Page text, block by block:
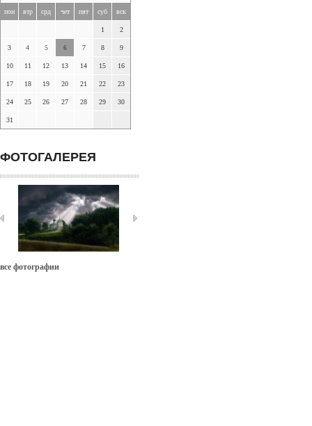
пон втр срд чет пят суб вск
1 2
3 4 5 6 7 8 9
10 11 12 13 14 15 16
17 18 19 20 21 22 23
24 25 26 27 28 29 30
31
ФОТОГАЛЕРЕЯ
все фотографии